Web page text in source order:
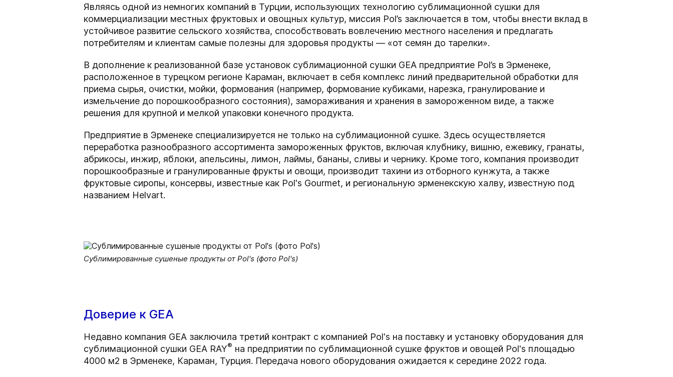
Являясь одной из немногих компаний в Турции, использующих технологию сублимационной сушки для
коммерциализации местных фруктовых и овощных культур, миссия Pol’s заключается в том, чтобы внести вклад в
устойчивое развитие сельского хозяйства, способствовать вовлечению местного населения и предлагать
потребителям и клиентам самые полезны для здоровья продукты — «от семян до тарелки».
В дополнение к реализованной базе установок сублимационной сушки GEA предприятие Pol’s в Эрменеке,
расположенное в турецком регионе Караман, включает в себя комплекс линий предварительной обработки для
приема сырья, очистки, мойки, формования (например, формование кубиками, нарезка, гранулирование и
измельчение до порошкообразного состояния), замораживания и хранения в замороженном виде, а также
решения для крупной и мелкой упаковки конечного продукта.
Предприятие в Эрменеке специализируется не только на сублимационной сушке. Здесь осуществляется
переработка разнообразного ассортимента замороженных фруктов, включая клубнику, вишню, ежевику, гранаты,
абрикосы, инжир, яблоки, апельсины, лимон, лаймы, бананы, сливы и чернику. Кроме того, компания производит
порошкообразные и гранулированные фрукты и овощи, производит тахини из отборного кунжута, а также
фруктовые сиропы, консервы, известные как Pol's Gourmet, и региональную эрменекскую халву, известную под
названием Helvart.
Сублимированные сушеные продукты от Pol's (фото Pol's)
Доверие к GEA
Недавно компания GEA заключила третий контракт с компанией Pol's на поставку и установку оборудования для
сублимационной сушки GEA RAY® на предприятии по сублимационной сушке фруктов и овощей Pol's площадью
4000 м2 в Эрменеке, Караман, Турция. Передача нового оборудования ожидается к середине 2022 года.